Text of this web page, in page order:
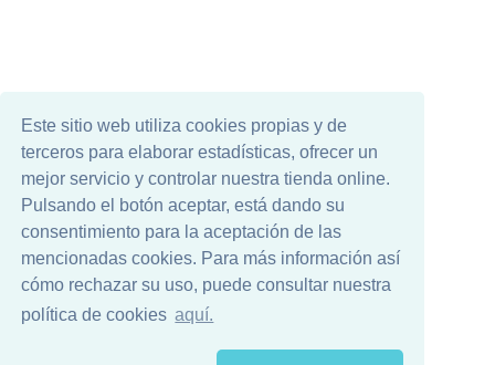
Este sitio web utiliza cookies propias y de
terceros para elaborar estadísticas, ofrecer un
mejor servicio y controlar nuestra tienda online.
Pulsando el botón aceptar, está dando su
consentimiento para la aceptación de las
mencionadas cookies. Para más información así
cómo rechazar su uso, puede consultar nuestra
política de cookies aquí.